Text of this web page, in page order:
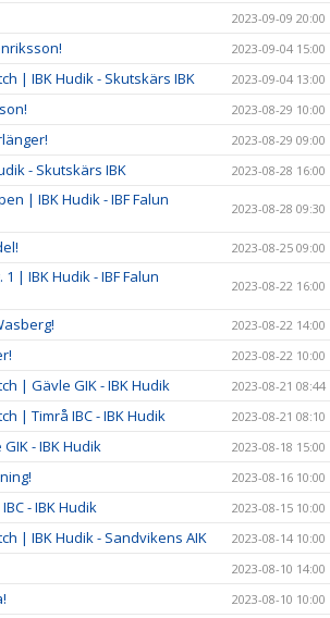
2023-09-09 20:00
2023-09-04 15:00
| IBK Hudik - Skutskärs IBK 2023-09-04 13:00
2023-08-29 10:00
2023-08-29 09:00
- Skutskärs IBK 2023-08-28 16:00
| IBK Hudik - IBF Falun
2023-08-28 09:30
2023-08-25 09:00
| IBK Hudik - IBF Falun
2023-08-22 16:00
2023-08-22 14:00
2023-08-22 10:00
| Gävle GIK - IBK Hudik 2023-08-21 08:44
| Timrå IBC - IBK Hudik 2023-08-21 08:10
- IBK Hudik 2023-08-18 15:00
2023-08-16 10:00
- IBK Hudik 2023-08-15 10:00
| IBK Hudik - Sandvikens AIK 2023-08-14 10:00
2023-08-10 14:00
2023-08-10 10:00